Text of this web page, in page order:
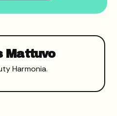
Mattuvo
Harmonia.